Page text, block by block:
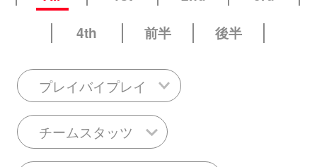
4th
前半 後半
プレイバイプレイ
チームスタッツ